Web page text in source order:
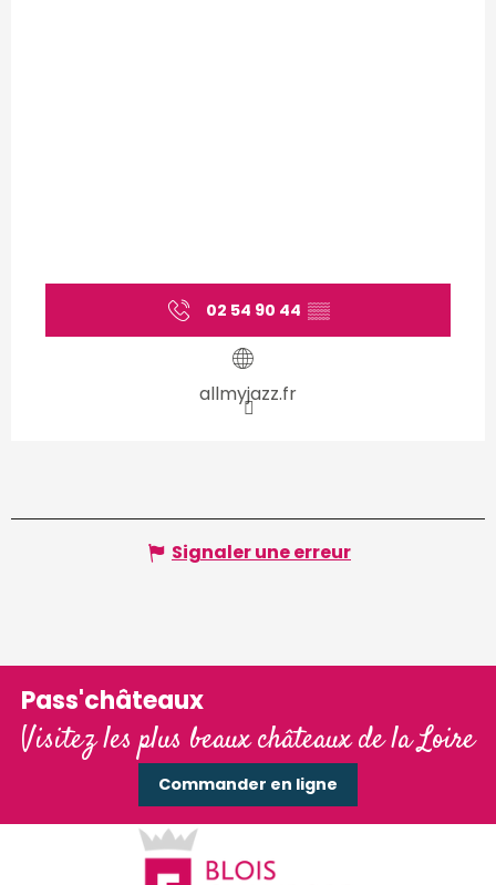
02 54 90 44 ▒▒
allmyjazz.fr
Signaler une erreur
Pass'châteaux
Visitez les plus beaux châteaux de la Loire
Commander en ligne